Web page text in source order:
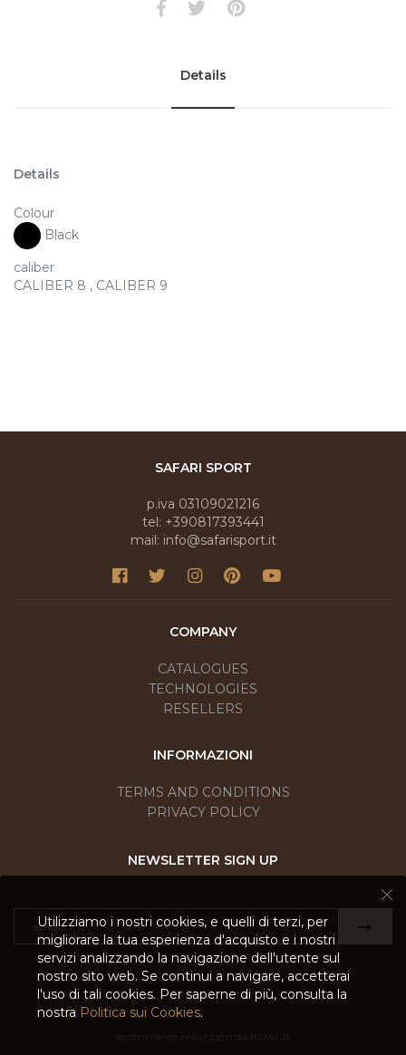
Details
Details
Colour
Black
caliber
CALIBER 8 , CALIBER 9
SAFARI SPORT
p.iva 03109021216
tel: +390817393441
mail: info@safarisport.it
COMPANY
CATALOGUES
TECHNOLOGIES
RESELLERS
INFORMAZIONI
TERMS AND CONDITIONS
PRIVACY POLICY
NEWSLETTER SIGN UP
ecommerce realizzato da KOALA
Utilizziamo i nostri cookies, e quelli di terzi, per
migliorare la tua esperienza d'acquisto e i nostri
servizi analizzando la navigazione dell'utente sul
nostro sito web. Se continui a navigare, accetterai
l'uso di tali cookies. Per saperne di più, consulta la
nostra Politica sui Cookies.